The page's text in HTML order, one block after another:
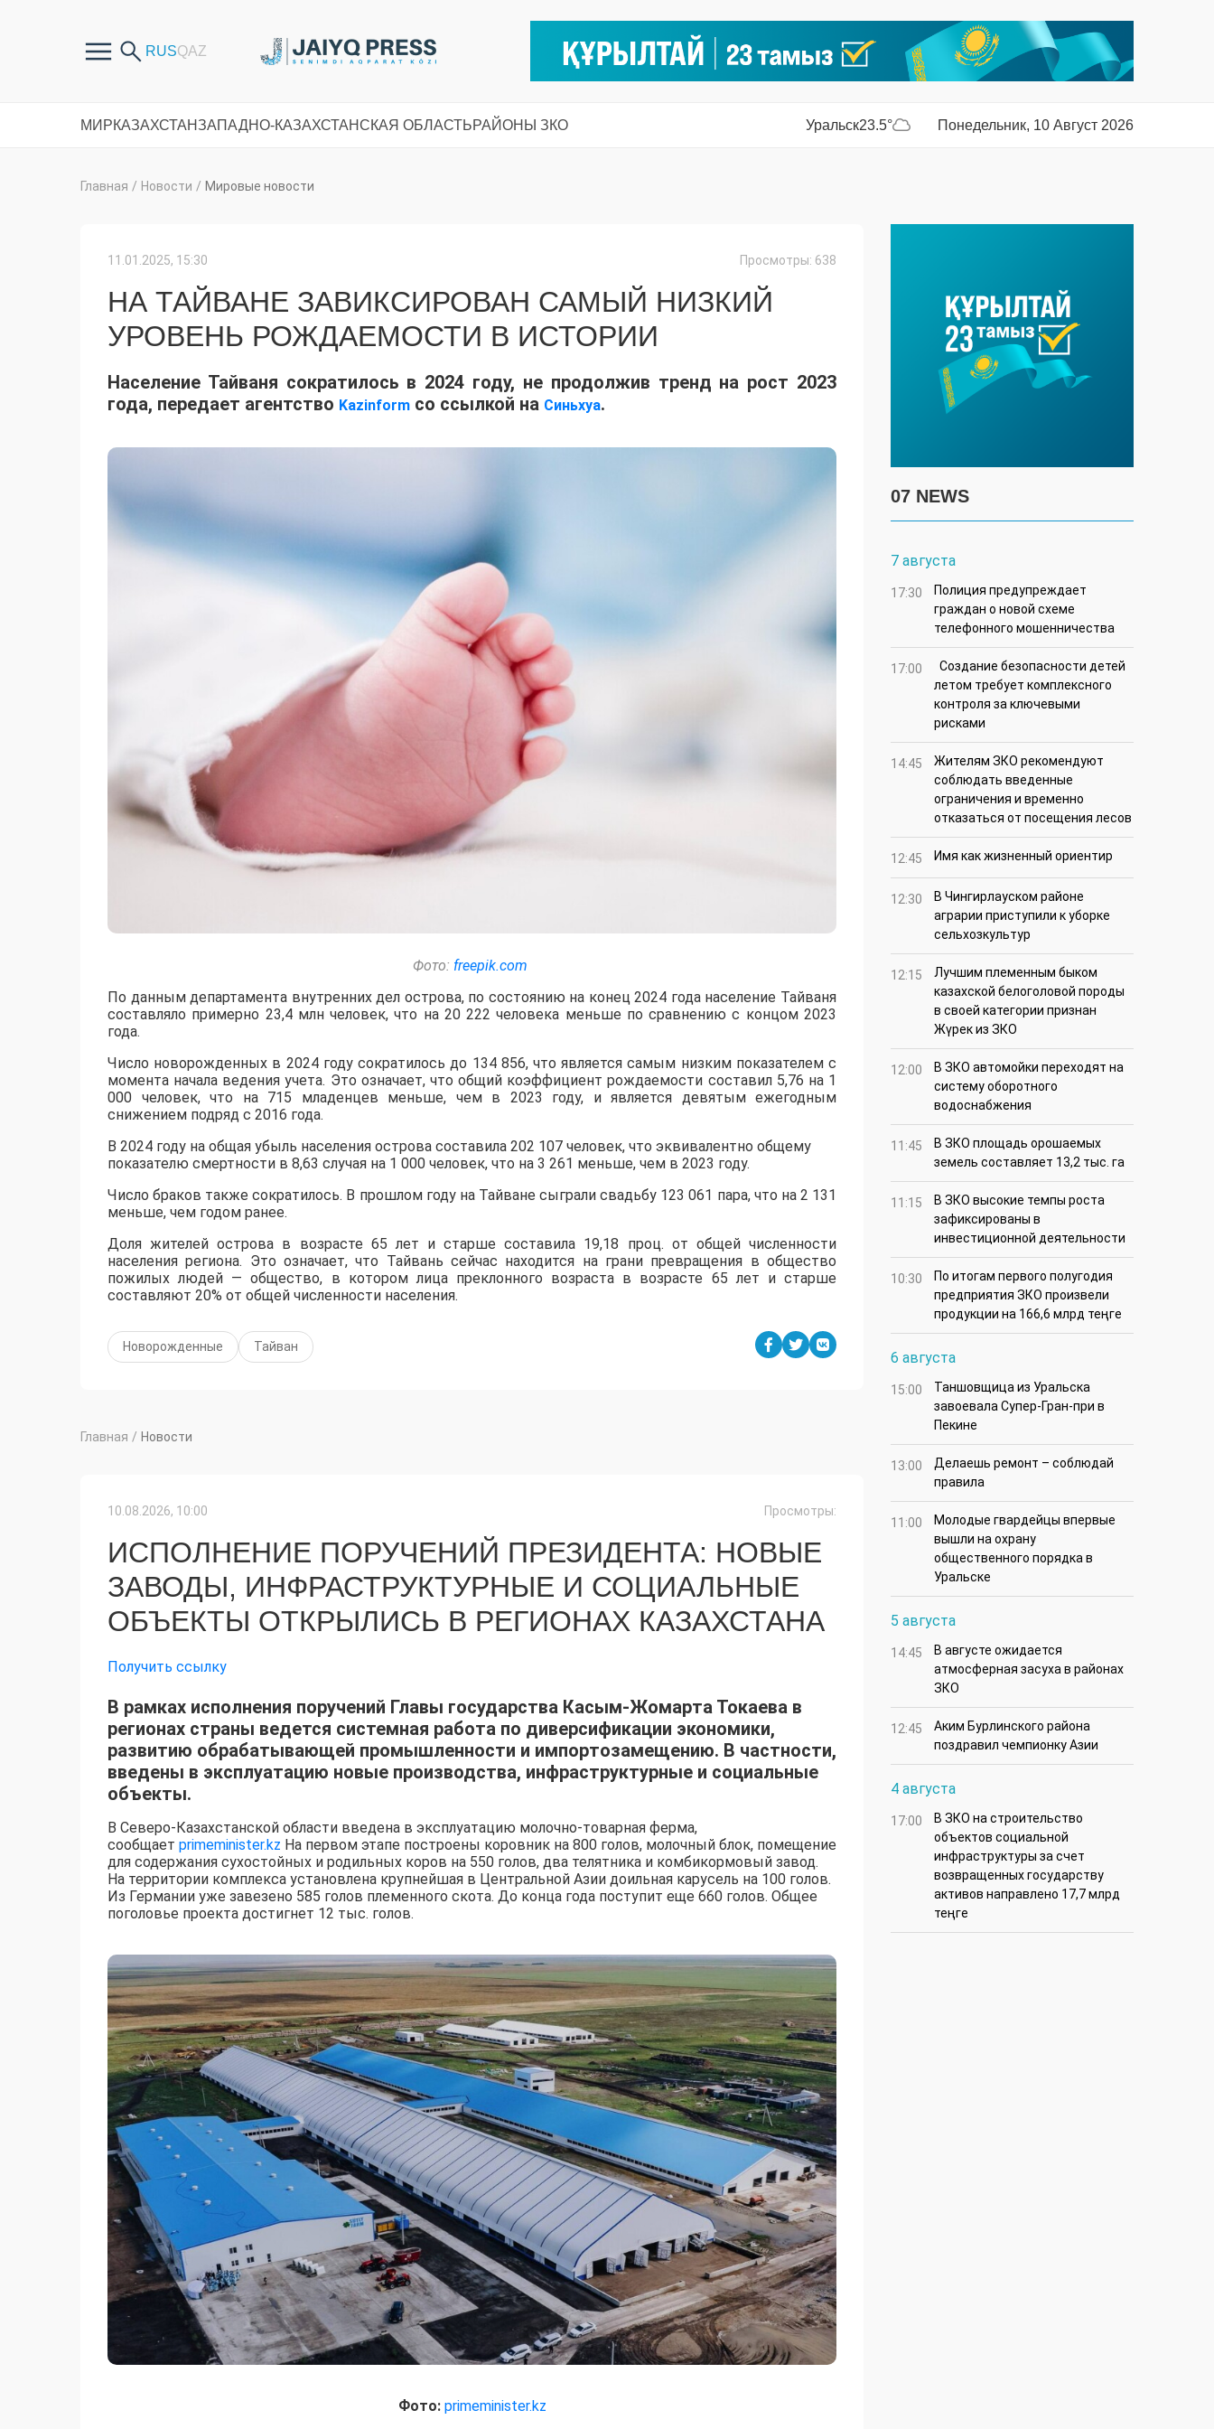
МИРКАЗАХСТАНЗАПАДНО-КАЗАХСТАНСКАЯ ОБЛАСТЬРАЙОНЫ ЗКО Уральск23.5° Понедельник, 10 Август 2026
Главная / Новости / Мировые новости
11.01.2025, 15:30 Просмотры: 638
НА ТАЙВАНЕ ЗАВИКСИРОВАН САМЫЙ НИЗКИЙ
УРОВЕНЬ РОЖДАЕМОСТИ В ИСТОРИИ
Население Тайваня сократилось в 2024 году, не продолжив тренд на рост 2023
года, передает агентство Kazinform со ссылкой на Синьхуа.
Фото: freepik.com
По данным департамента внутренних дел острова, по состоянию на конец 2024 года население Тайваня
составляло примерно 23,4 млн человек, что на 20 222 человека меньше по сравнению с концом 2023
года.
Число новорожденных в 2024 году сократилось до 134 856, что является самым низким показателем с
момента начала ведения учета. Это означает, что общий коэффициент рождаемости составил 5,76 на 1
000 человек, что на 715 младенцев меньше, чем в 2023 году, и является девятым ежегодным
снижением подряд с 2016 года.
В 2024 году на общая убыль населения острова составила 202 107 человек, что эквивалентно общему
показателю смертности в 8,63 случая на 1 000 человек, что на 3 261 меньше, чем в 2023 году.
Число браков также сократилось. В прошлом году на Тайване сыграли свадьбу 123 061 пара, что на 2 131
меньше, чем годом ранее.
Доля жителей острова в возрасте 65 лет и старше составила 19,18 проц. от общей численности
населения региона. Это означает, что Тайвань сейчас находится на грани превращения в общество
пожилых людей — общество, в котором лица преклонного возраста в возрасте 65 лет и старше
составляют 20% от общей численности населения.
Новорожденные Тайван
Главная / Новости
10.08.2026, 10:00 Просмотры:
ИСПОЛНЕНИЕ ПОРУЧЕНИЙ ПРЕЗИДЕНТА: НОВЫЕ
ЗАВОДЫ, ИНФРАСТРУКТУРНЫЕ И СОЦИАЛЬНЫЕ
ОБЪЕКТЫ ОТКРЫЛИСЬ В РЕГИОНАХ КАЗАХСТАНА
Получить ссылку
В рамках исполнения поручений Главы государства Касым-Жомарта Токаева в
регионах страны ведется системная работа по диверсификации экономики,
развитию обрабатывающей промышленности и импортозамещению. В частности,
введены в эксплуатацию новые производства, инфраструктурные и социальные
объекты.
В Северо-Казахстанской области введена в эксплуатацию молочно-товарная ферма,
сообщает primeminister.kz На первом этапе построены коровник на 800 голов, молочный блок, помещение
для содержания сухостойных и родильных коров на 550 голов, два телятника и комбикормовый завод.
На территории комплекса установлена крупнейшая в Центральной Азии доильная карусель на 100 голов.
Из Германии уже завезено 585 голов племенного скота. До конца года поступит еще 660 голов. Общее
поголовье проекта достигнет 12 тыс. голов.
Фото: primeminister.kz
07 NEWS
7 августа
17:30
Полиция предупреждает
граждан о новой схеме
телефонного мошенничества
17:00
Создание безопасности детей
летом требует комплексного
контроля за ключевыми
рисками
14:45
Жителям ЗКО рекомендуют
соблюдать введенные
ограничения и временно
отказаться от посещения лесов
12:45 Имя как жизненный ориентир
12:30
В Чингирлауском районе
аграрии приступили к уборке
сельхозкультур
12:15
Лучшим племенным быком
казахской белоголовой породы
в своей категории признан
Жүрек из ЗКО
12:00
В ЗКО автомойки переходят на
систему оборотного
водоснабжения
11:45
В ЗКО площадь орошаемых
земель составляет 13,2 тыс. га
11:15
В ЗКО высокие темпы роста
зафиксированы в
инвестиционной деятельности
10:30
По итогам первого полугодия
предприятия ЗКО произвели
продукции на 166,6 млрд теңге
6 августа
15:00
Таншовщица из Уральска
завоевала Супер-Гран-при в
Пекине
13:00
Делаешь ремонт – соблюдай
правила
11:00
Молодые гвардейцы впервые
вышли на охрану
общественного порядка в
Уральске
5 августа
14:45
В августе ожидается
атмосферная засуха в районах
ЗКО
12:45
Аким Бурлинского района
поздравил чемпионку Азии
4 августа
17:00
В ЗКО на строительство
объектов социальной
инфраструктуры за счет
возвращенных государству
активов направлено 17,7 млрд
теңге